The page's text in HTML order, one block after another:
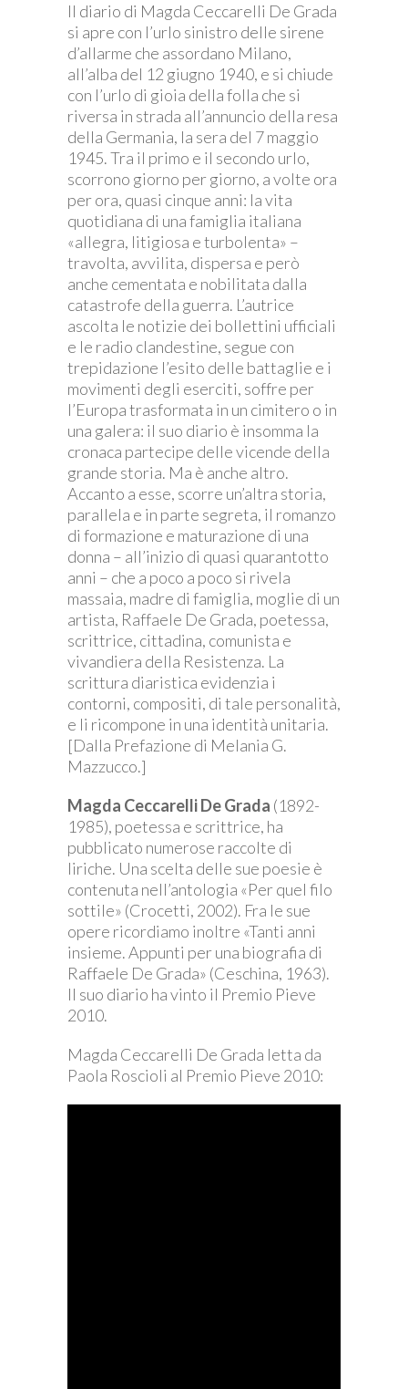
Il diario di Magda Ceccarelli De Grada
si apre con l’urlo sinistro delle sirene
d’allarme che assordano Milano,
all’alba del 12 giugno 1940, e si chiude
con l’urlo di gioia della folla che si
riversa in strada all’annuncio della resa
della Germania, la sera del 7 maggio
1945. Tra il primo e il secondo urlo,
scorrono giorno per giorno, a volte ora
per ora, quasi cinque anni: la vita
quotidiana di una famiglia italiana
«allegra, litigiosa e turbolenta» –
travolta, avvilita, dispersa e però
anche cementata e nobilitata dalla
catastrofe della guerra. L’autrice
ascolta le notizie dei bollettini ufficiali
e le radio clandestine, segue con
trepidazione l’esito delle battaglie e i
movimenti degli eserciti, soffre per
l’Europa trasformata in un cimitero o in
una galera: il suo diario è insomma la
cronaca partecipe delle vicende della
grande storia. Ma è anche altro.
Accanto a esse, scorre un’altra storia,
parallela e in parte segreta, il romanzo
di formazione e maturazione di una
donna – all’inizio di quasi quarantotto
anni – che a poco a poco si rivela
massaia, madre di famiglia, moglie di un
artista, Raffaele De Grada, poetessa,
scrittrice, cittadina, comunista e
vivandiera della Resistenza. La
scrittura diaristica evidenzia i
contorni, compositi, di tale personalità,
e li ricompone in una identità unitaria.
[Dalla Prefazione di Melania G.
Mazzucco.]
Magda Ceccarelli De Grada (1892-
1985), poetessa e scrittrice, ha
pubblicato numerose raccolte di
liriche. Una scelta delle sue poesie è
contenuta nell’antologia «Per quel filo
sottile» (Crocetti, 2002). Fra le sue
opere ricordiamo inoltre «Tanti anni
insieme. Appunti per una biografia di
Raffaele De Grada» (Ceschina, 1963).
Il suo diario ha vinto il Premio Pieve
2010.
Magda Ceccarelli De Grada letta da
Paola Roscioli al Premio Pieve 2010: